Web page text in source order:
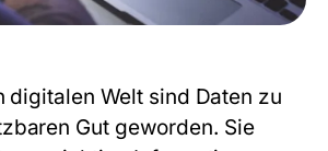
digitalen Welt sind Daten zu
Gut geworden. Sie